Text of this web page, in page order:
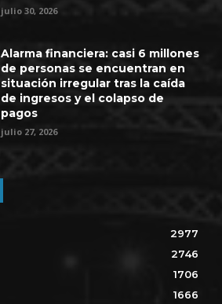
julio 30, 2026
Alarma financiera: casi 6 millones
de personas se encuentran en
situación irregular tras la caída
de ingresos y el colapso de
pagos
julio 27, 2026
2977
2746
1706
1666